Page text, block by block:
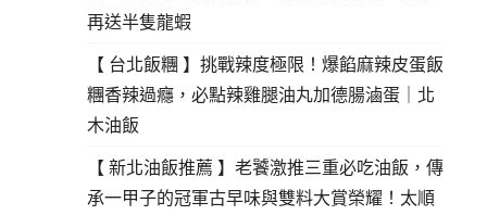
再送半隻龍蝦
【 台北飯糰 】挑戰辣度極限！爆餡麻辣皮蛋飯
糰香辣過癮，必點辣雞腿油丸加德腸滷蛋｜北
木油飯
【 新北油飯推薦 】老饕激推三重必吃油飯，傳
承一甲子的冠軍古早味與雙料大賞榮耀！太順